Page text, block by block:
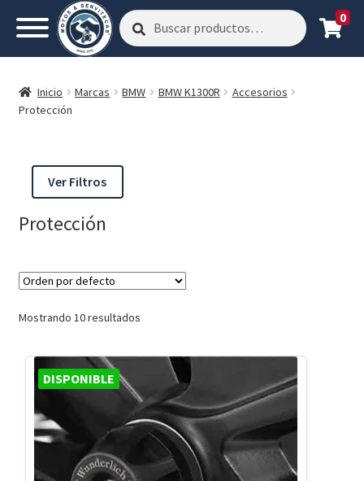
Buscar
por:
Buscar 0
Inicio Marcas BMW BMW K1300R
Accesorios
Protección
Ver Filtros
Protección
Mostrando 10 resultados
DISPONIBLE